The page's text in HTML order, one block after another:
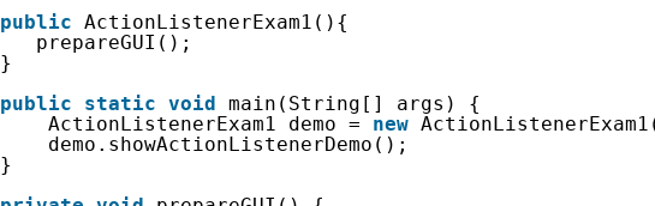
public ActionListenerExam1(){
prepareGUI();
}
public
static void main(String[] args) {
ActionListenerExam1 demo = new
demo.showActionListenerDemo();
}